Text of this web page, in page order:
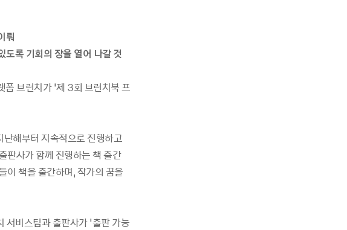
뤄
도록 기회의 장을 열어 나갈 것
폼 브런치가 ‘제 3회 브런치북 프
해부터 지속적으로 진행하고
판사가 함께 진행하는 책 출간
이 책을 출간하며,작가의 꿈을
서비스팀과 출판사가‘출판 가능